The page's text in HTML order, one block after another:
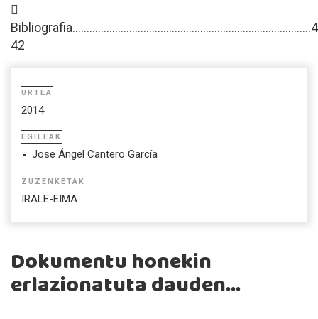

42
URTEA
2014
EGILEAK
Jose Ángel Cantero García
ZUZENKETAK
IRALE-EIMA
Dokumentu honekin
erlazionatuta dauden...